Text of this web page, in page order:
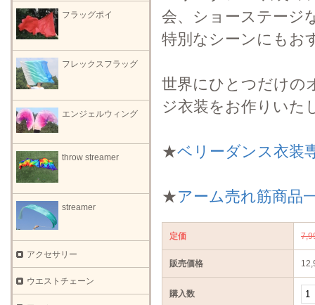
会、ショーステージ
特別なシーンにもお
世界にひとつだけの
ジ衣装をお作りいた
★ベリーダンス衣装
★アーム売れ筋商品
定価
販売価格
購入数
フラッグポイ
フレックスフラッグ
エンジェルウィング
throw streamer
streamer
アクセサリー
ウエストチェーン